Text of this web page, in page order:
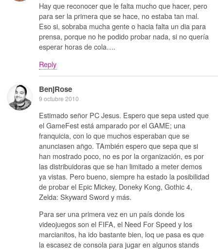
Hay que reconocer que le falta mucho que hacer, pero
para ser la primera que se hace, no estaba tan mal.
Eso si, sobraba mucha gente o hacia falta un dia para
prensa, porque no he podido probar nada, si no quería
esperar horas de cola….
Reply
BenjRose
9 octubre 2010
Estimado señor PC Jesus. Espero que sepa usted que
el GameFest está amparado por el GAME; una
franquicia, con lo que muchos esperaban que se
anunciasen añgo. TAmbién espero que sepa que si
han mostrado poco, no es por la organización, es por
las distribuidoras que se han limitado a meter demos
ya vistas. Pero bueno, siempre ha estado la posibilidad
de probar el Epic Mickey, Doneky Kong, Gothic 4,
Zelda: Skyward Sword y más.
Para ser una primera vez en un país donde los
videojuegos son el FIFA, el Need For Speed y los
marcianitos, ha ido bastante bien, loq ue pasa es que
la escasez de consola para jugar en algunos stands